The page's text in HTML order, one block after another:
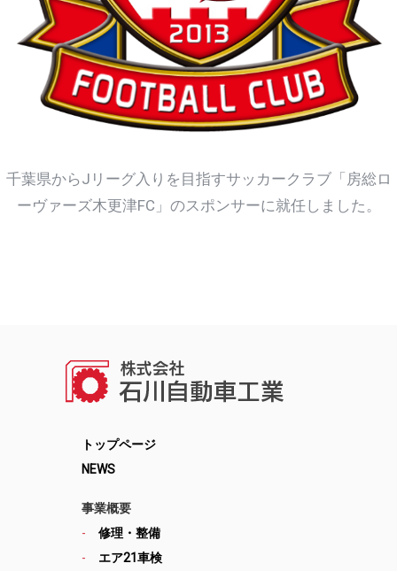
千葉県からJリーグ入りを目指すサッカークラブ「房総ロ
ーヴァーズ木更津FC」のスポンサーに就任しました。
トップページ
NEWS
事業概要
修理・整備
エア21車検